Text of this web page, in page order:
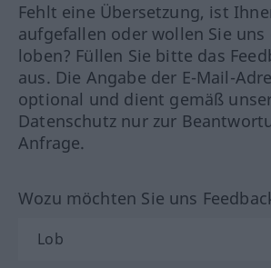
Fehlt eine Übersetzung, ist
aufgefallen oder wollen Sie uns
loben? Füllen Sie bitte das
aus. Die Angabe der E-Mail-
optional und dient gemäß
Datenschutz nur zur
Anfrage.
Wozu möchten Sie uns